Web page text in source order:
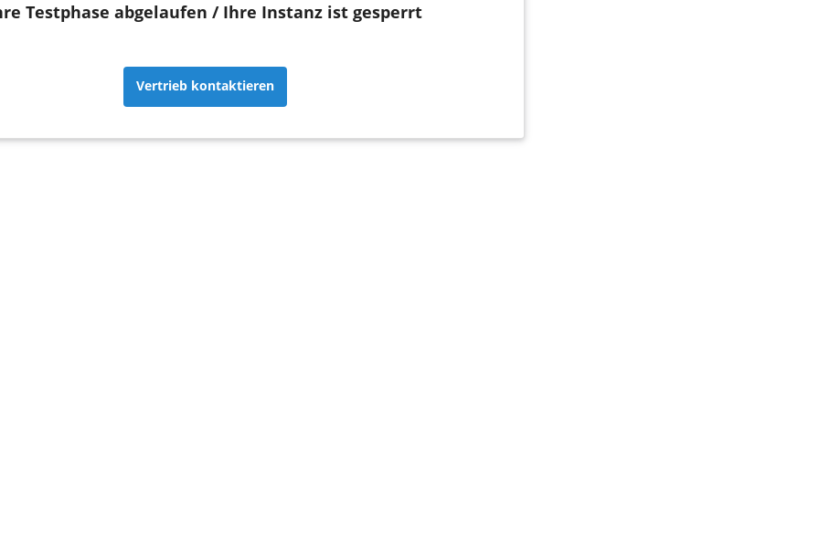
Testphase abgelaufen / Ihre Instanz ist gesperrt
Vertrieb kontaktieren